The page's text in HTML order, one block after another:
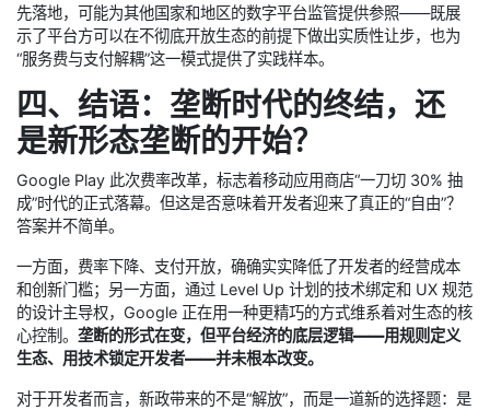
先落地，可能为其他国家和地区的数字平台监管提供参照——既展
示了平台方可以在不彻底开放生态的前提下做出实质性让步，也为
“服务费与支付解耦”这一模式提供了实践样本。
四、结语：垄断时代的终结，还
是新形态垄断的开始？
Google Play 此次费率改革，标志着移动应用商店“一刀切 30% 抽
成”时代的正式落幕。但这是否意味着开发者迎来了真正的“自由”？
答案并不简单。
一方面，费率下降、支付开放，确确实实降低了开发者的经营成本
和创新门槛；另一方面，通过 Level Up 计划的技术绑定和 UX 规范
的设计主导权，Google 正在用一种更精巧的方式维系着对生态的核
心控制。 垄断的形式在变，但平台经济的底层逻辑——用规则定义
生态、用技术锁定开发者——并未根本改变。
对于开发者而言，新政带来的不是“解放”，而是一道新的选择题：是